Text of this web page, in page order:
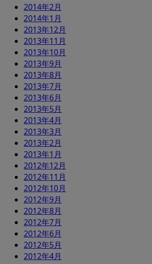
2014年2月
2014年1月
2013年12月
2013年11月
2013年10月
2013年9月
2013年8月
2013年7月
2013年6月
2013年5月
2013年4月
2013年3月
2013年2月
2013年1月
2012年12月
2012年11月
2012年10月
2012年9月
2012年8月
2012年7月
2012年6月
2012年5月
2012年4月